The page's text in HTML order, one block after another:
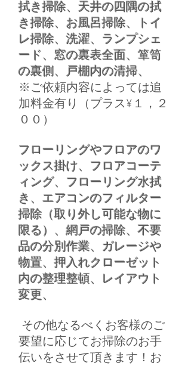
拭き掃除、天井の四隅の拭
き掃除、お風呂掃除、トイ
レ掃除、洗濯、ランプシェ
ード、窓の裏表全面、箪笥
の裏側、戸棚内の清掃、
※ご依頼内容によっては追
加料金有り（プラス¥１，２
００）
フローリングやフロアのワ
ックス掛け、フロアコーテ
ィング、フローリング水拭
き、エアコンのフィルター
掃除（取り外し可能な物に
限る）、網戸の掃除、不要
品の分別作業、ガレージや
物置、押入れクローゼット
内の整理整頓、レイアウト
変更、
その他なるべくお客様のご
要望に応じてお掃除のお手
伝いをさせて頂きます！お